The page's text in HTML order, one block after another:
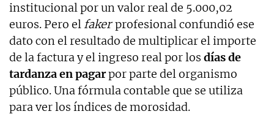
institucional por un valor real de 5.000,02
euros. Pero el fakerprofesional confundió ese
dato con el resultado de multiplicar el importe
de la factura y el ingreso real por los días de
tardanza en pagarpor parte del organismo
público. Una fórmula contable que se utiliza
para ver los índices de morosidad.